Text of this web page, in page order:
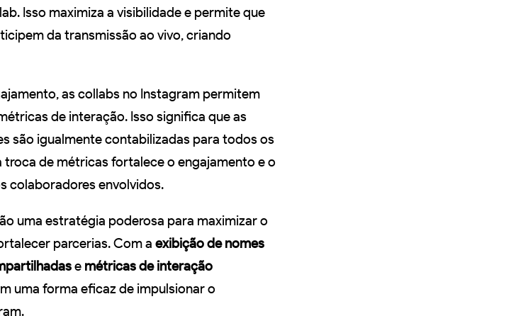
Isso maximiza a visibilidade e permite que
da transmissão ao vivo, criando
as collabs no Instagram permitem
de interação. Isso significa que as
são igualmente contabilizadas para todos os
troca de métricas fortalece o engajamento e o
colaboradores envolvidos.
uma estratégia poderosa para maximizar o
parcerias. Com a exibição de nomes
e métricas de interação
uma forma eficaz de impulsionar o